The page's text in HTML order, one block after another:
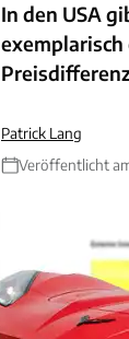
In den USA
Patrick Lang
Veröffentlicht